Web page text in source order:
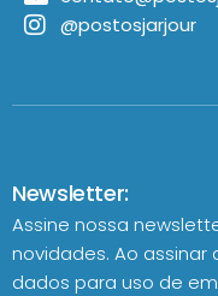
@postosjarjour
Newsletter:
Assine nossa
novidades. Ao assinar
dados para uso de